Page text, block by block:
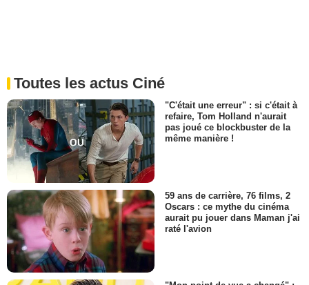
Toutes les actus Ciné
"C'était une erreur" : si c'était à
refaire, Tom Holland n'aurait
pas joué ce blockbuster de la
même manière !
59 ans de carrière, 76 films, 2
Oscars : ce mythe du cinéma
aurait pu jouer dans Maman j'ai
raté l'avion